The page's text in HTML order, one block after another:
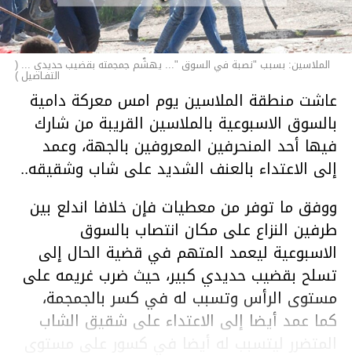
الملاسين: بسبب "نصبة في السوق "... يهشّم جمجمته بقضيب حديدي ... (
التفـاصيل )
عاشت منطقة الملاسين يوم امس معركة دامية
بالسوق الاسبوعية بالملاسين القريبة من شارك
فيها أحد المنحرفين المعروفين بالجهة، وعمد
إلى الاعتداء بالعنف الشديد على شاب وشقيقه..
ووفق ما توفر من معطيات فإن خلافا اندلع بين
طرفين النزاع على مكان انتصاب بالسوق
الاسبوعية ليعمد المتهم في قضية الحال إلى
تسلح بقضيب حديدي كبير، حيث ضرب غريمه على
مستوى الرأس وتسبب له في كسر بالجمجمة،
كما عمد أيضا إلى الاعتداء على شقيق الشاب
المتضرر ليتسبب له أيضا في كسور على مستوى